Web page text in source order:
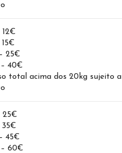
25€
40€
total acima dos 20kg sujeito a
25€
35€
45€
60€